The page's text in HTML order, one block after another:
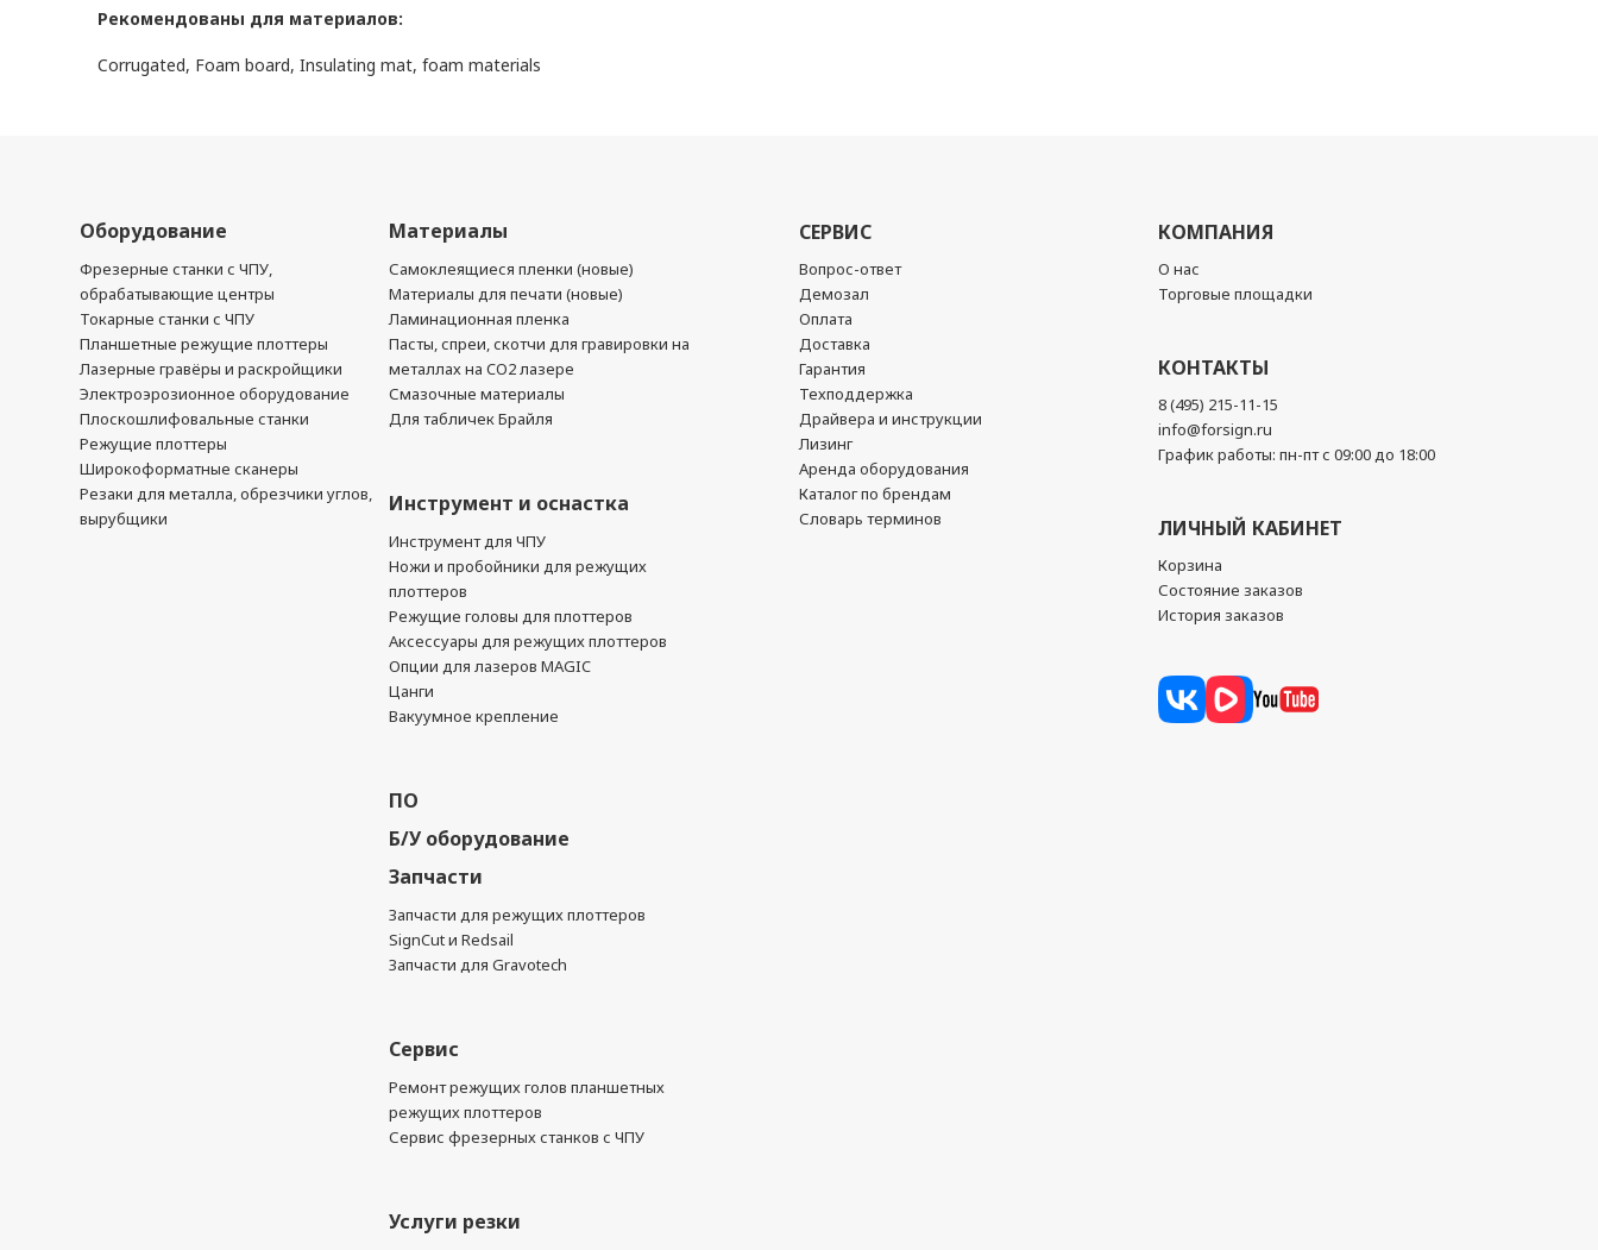
Рекомендованы для материалов:
Corrugated, Foam board, Insulating mat, foam materials
Оборудование
Фрезерные станки с ЧПУ,
обрабатывающие центры
Токарные станки с ЧПУ
Планшетные режущие плоттеры
Лазерные гравёры и раскройщики
Электроэрозионное оборудование
Плоскошлифовальные станки
Режущие плоттеры
Широкоформатные сканеры
Резаки для металла, обрезчики углов,
вырубщики
Материалы
Самоклеящиеся пленки (новые)
Материалы для печати (новые)
Ламинационная пленка
Пасты, спреи, скотчи для гравировки на
металлах на CO2 лазере
Смазочные материалы
Для табличек Брайля
Инструмент и оснастка
Инструмент для ЧПУ
Ножи и пробойники для режущих
плоттеров
Режущие головы для плоттеров
Аксессуары для режущих плоттеров
Опции для лазеров MAGIC
Цанги
Вакуумное крепление
ПО
Б/У оборудование
Запчасти
Запчасти для режущих плоттеров
SignCut и Redsail
Запчасти для Gravotech
Сервис
Ремонт режущих голов планшетных
режущих плоттеров
Сервис фрезерных станков с ЧПУ
Услуги резки
СЕРВИС
Вопрос-ответ
Демозал
Оплата
Доставка
Гарантия
Техподдержка
Драйвера и инструкции
Лизинг
Аренда оборудования
Каталог по брендам
Словарь терминов
КОМПАНИЯ
О нас
Торговые площадки
КОНТАКТЫ
8 (495) 215-11-15
info@forsign.ru
График работы: пн-пт с 09:00 до 18:00
ЛИЧНЫЙ КАБИНЕТ
Корзина
Состояние заказов
История заказов